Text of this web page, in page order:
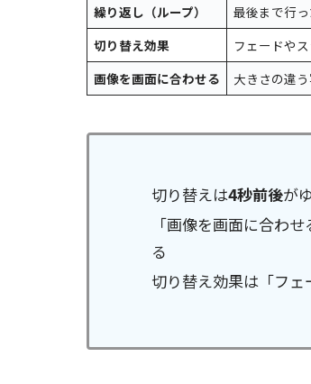
繰り返し（ループ）
最後まで行
切り替え効果
フェードや
画像を画面に合わせる
大きさの違
切り替えは4秒前後が
「画像を画面に合わ
る
切り替え効果は「フ